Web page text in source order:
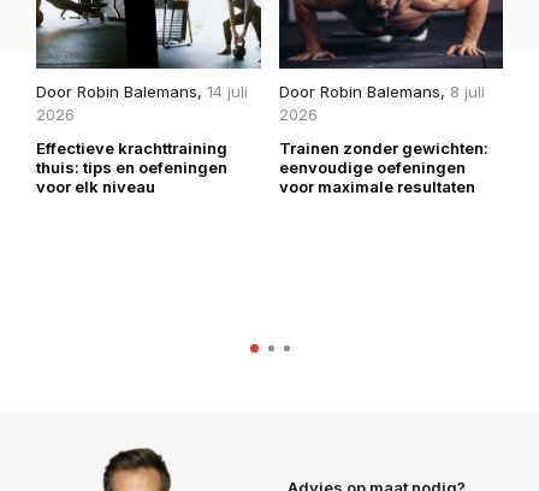
Door Robin Balemans, 14 juli
2026
Effectieve krachttraining
thuis: tips en oefeningen
voor elk niveau
Door Robin Balemans, 8 juli
2026
Trainen zonder gewichten:
eenvoudige oefeningen
voor maximale resultaten
Advies op maat nodig?